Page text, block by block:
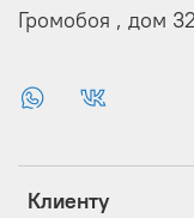
Клиенту
Громобоя , дом 32